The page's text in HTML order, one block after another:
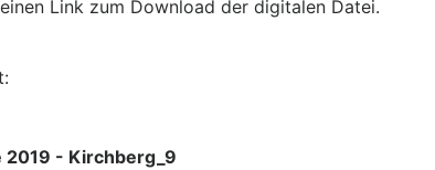
Link zum Download der digitalen Datei.
2019 - Kirchberg_9